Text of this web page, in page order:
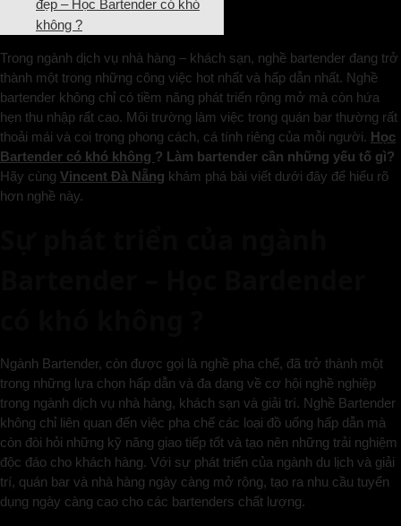
đẹp – Học Bartender có khó
không ?
Trong ngành dịch vụ nhà hàng – khách sạn, nghề bartender đang trở
thành một trong những công việc hot nhất và hấp dẫn nhất. Nghề
bartender không chỉ có tiềm năng phát triển rộng mở mà còn hứa
hẹn thu nhập rất cao. Môi trường làm việc trong quán bar thường rất
thoải mái và coi trọng phong cách, cá tính riêng của mỗi người. Học
Bartender có khó không ? Làm bartender cần những yếu tố gì?
Hãy cùng Vincent Đà Nẵng khám phá bài viết dưới đây để hiểu rõ
hơn nghề này.
Ngành Bartender, còn được gọi là nghề pha chế, đã trở thành một
trong những lựa chọn hấp dẫn và đa dạng về cơ hội nghề nghiệp
trong ngành dịch vụ nhà hàng, khách sạn và giải trí. Nghề Bartender
không chỉ liên quan đến việc pha chế các loại đồ uống hấp dẫn mà
còn đòi hỏi những kỹ năng giao tiếp tốt và tạo nên những trải nghiệm
độc đáo cho khách hàng. Với sự phát triển của ngành du lịch và giải
trí, quán bar và nhà hàng ngày càng mở rộng, tạo ra nhu cầu tuyển
dụng ngày càng cao cho các bartenders chất lượng.